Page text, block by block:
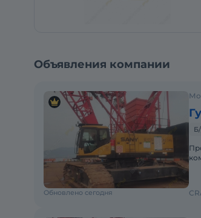
Объявления компании
Обновлено сегодня